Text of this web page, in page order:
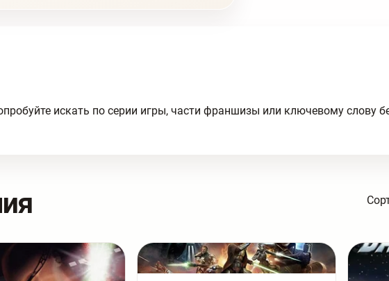
искать по серии игры, части франшизы или ключевому слову